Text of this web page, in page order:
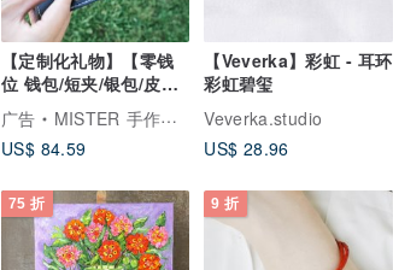
【定制化礼物】【零钱
位 钱包/短夹/银包/皮
夹】Mister手作材料包
广告
MISTER 手作皮件专门店
US$ 84.59
【Veverka】彩虹 - 耳环
彩虹碧玺
Veverka.studio
US$ 28.96
75 折 9 折